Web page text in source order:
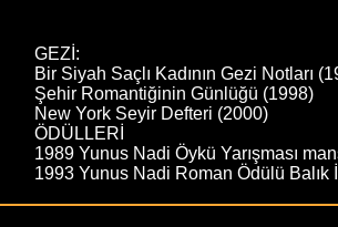
GEZİ:
Bir Siyah Saçlı Kadının Gezi Notları
Şehir Romantiğinin Günlüğü (1998)
New York Seyir Defteri (2000)
ÖDÜLLERİ
1989 Yunus Nadi Öykü Yarışması
1993 Yunus Nadi Roman Ödülü Balık